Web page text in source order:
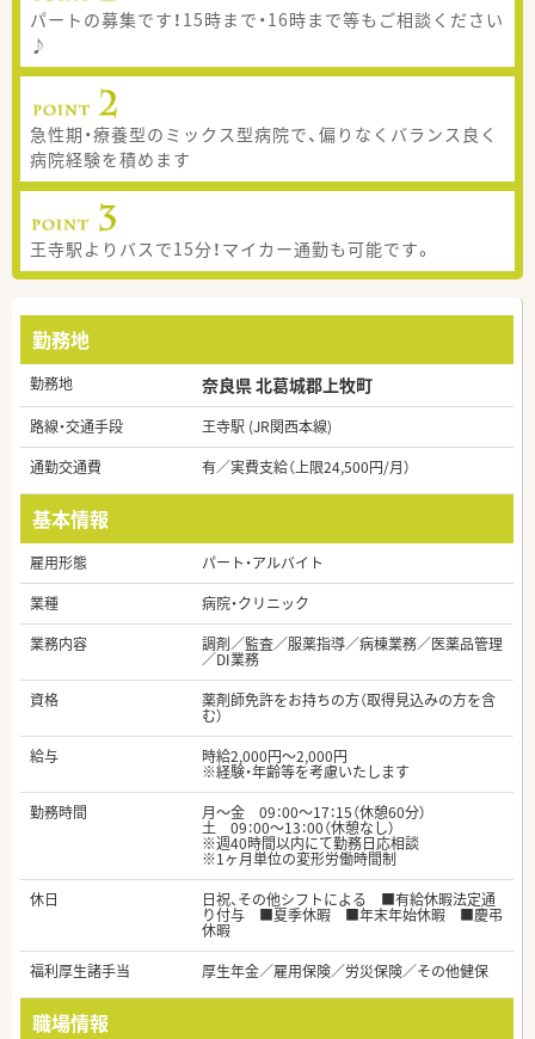
パートの募集です！15時まで・16時まで等もご相談ください
♪
急性期・療養型のミックス型病院で、偏りなくバランス良く
病院経験を積めます
王寺駅よりバスで15分！マイカー通勤も可能です。
勤務地
勤務地 奈良県 北葛城郡上牧町
路線・交通手段
王寺駅 (JR関西本線)
通勤交通費
有／実費支給（上限24,500円/月）
基本情報
雇用形態
パート・アルバイト
業種
病院・クリニック
業務内容
調剤／監査／服薬指導／病棟業務／医薬品管理
／DI業務
資格
薬剤師免許をお持ちの方（取得見込みの方を含
む）
給与
時給2,000円～2,000円
※経験・年齢等を考慮いたします
勤務時間
月～金 09：00～17：15（休憩60分）
土 09：00～13：00（休憩なし）
※週40時間以内にて勤務日応相談
※1ヶ月単位の変形労働時間制
休日
日祝、その他シフトによる ■有給休暇法定通
り付与 ■夏季休暇 ■年末年始休暇 ■慶弔
休暇
福利厚生諸手当
厚生年金／雇用保険／労災保険／その他健保
職場情報